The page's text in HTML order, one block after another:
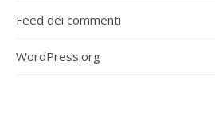
Feed dei commenti
WordPress.org